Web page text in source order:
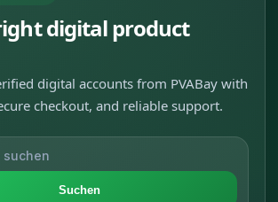
digital product
digital accounts from PVABay with
checkout, and reliable support.
Suchen